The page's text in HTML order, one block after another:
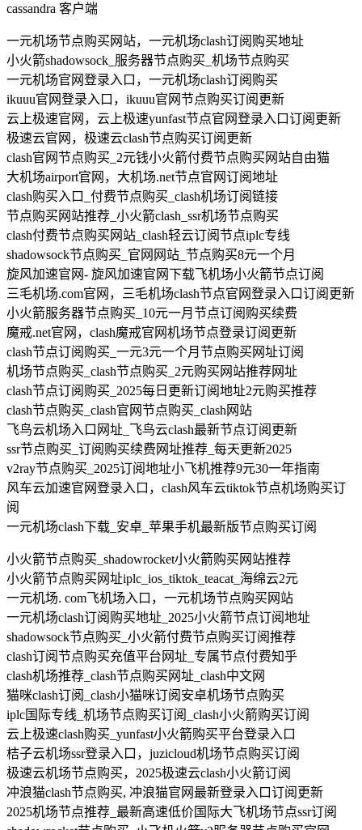
cassandra 客户端
一元机场节点购买网站，一元机场clash订阅购买地址
小火箭shadowsock_服务器节点购买_机场节点购买
一元机场官网登录入口，一元机场clash订阅购买
ikuuu官网登录入口，ikuuu官网节点购买订阅更新
云上极速官网，云上极速yunfast节点官网登录入口订阅更新
极速云官网，极速云clash节点购买订阅更新
clash官网节点购买_2元钱小火箭付费节点购买网站自由猫
大机场airport官网，大机场.net节点官网订阅地址
clash购买入口_付费节点购买_clash机场订阅链接
节点购买网站推荐_小火箭clash_ssr机场节点购买
clash付费节点购买网站_clash轻云订阅节点iplc专线
shadowsock节点购买_官网网站_节点购买8元一个月
旋风加速官网- 旋风加速官网下载飞机场小火箭节点订阅
三毛机场.com官网，三毛机场clash节点官网登录入口订阅更新
小火箭服务器节点购买_10元一月节点订阅购买续费
魔戒.net官网，clash魔戒官网机场节点登录订阅更新
clash节点订阅购买_一元3元一个月节点购买网址订阅
机场节点购买_clash节点购买_2元购买网站推荐网址
clash节点订阅购买_2025每日更新订阅地址2元购买推荐
clash节点购买_clash官网节点购买_clash网站
飞鸟云机场入口网址_飞鸟云clash最新节点订阅更新
ssr节点购买_订阅购买续费网址推荐_每天更新2025
v2ray节点购买_2025订阅地址小飞机推荐9元30一年指南
风车云加速官网登录入口，clash风车云tiktok节点机场购买订
阅
一元机场clash下载_安卓_苹果手机最新版节点购买订阅
小火箭节点购买_shadowrocket小火箭购买网站推荐
小火箭节点购买网址iplc_ios_tiktok_teacat_海绵云2元
一元机场. com飞机场入口，一元机场节点购买网站
一元机场clash订阅购买地址_2025小火箭节点订阅地址
shadowsock节点购买_小火箭付费节点购买订阅推荐
clash订阅节点购买充值平台网址_专属节点付费知乎
clash机场推荐_clash节点购买网址_clash中文网
猫咪clash订阅_clash小猫咪订阅安卓机场节点购买
iplc国际专线_机场节点购买订阅_clash小火箭购买订阅
云上极速clash购买_yunfast小火箭购买平台登录入口
桔子云机场ssr登录入口，juzicloud机场节点购买订阅
极速云机场节点购买，2025极速云clash小火箭订阅
冲浪猫clash节点购买, 冲浪猫官网最新登录入口订阅更新
2025机场节点推荐_最新高速低价国际大飞机场节点ssr订阅